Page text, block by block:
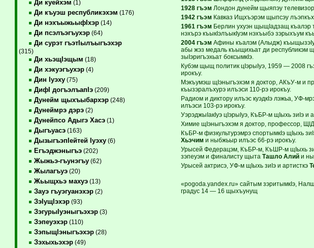
Ди куейхэм (1)
Ди къуэш республикэхэм (176)
Ди нэхъыжьыфIхэр(14)
Ди псэлъэгъухэр(64)
Ди сурэт гъэтIылъыгъэхэр
(315)
Ди хьэщIэщым (18)
Ди хэкуэгъухэр(4)
Дин Iуэху(75)
ДифI догъэлъапIэ(209)
Дунейм щыхъыбархэр(248)
Дунеймрэ дэрэ(2)
Дунейпсо Адыгэ Хасэ(1)
Дыгъуасэ(163)
ДызыгъэпIейтей Iуэху(6)
Егъэджэныгъэ(202)
Жыжьэ-гъунэгъу(62)
Жылагъуэ(20)
Жьыщхьэ махуэ(13)
Зауэ гъуэгуанэхэр(2)
ЗэIущIэхэр(93)
ЗэгурыIуэныгъэхэр(3)
Зэпеуэхэр(110)
ЗэпыщIэныгъэхэр(28)
Зэхыхьэхэр(49)
1928 гъэм Лондон дунейм щыяпэу
1942 гъэм Кавказ Ищхъэрэм щыпсэу
1961 гъэм Берлин ухуэн щыщIадзащ къалэр
нэхърэ къыкIэлъыкIуэм нэхъыбэ зэрыхъум
2004 гъэм Афины къалэм (Алыдж)
абы жэз медаль къыщихьат ди республикэм
зыIэригъэхьат боксымкIэ.
Кубэм щыщ политик цIэрыIуэ, 1959 — 2008
ирокъу.
Мэкъумэш щIэныгъэхэм я доктор, АКъУ-м и
къызэралъхурэ илъэси 110-рэ ирокъу.
Радиом и диктору илъэс куэдкIэ лэжьа, УФ-
илъэси 103-рэ ирокъу.
УэрэджыIакIуэ цIэрыIуэ, КъБР-м щIыхь зиIэ и
Химие щIэныгъэхэм я доктор, профессор,
КъБР-м физкультурэмрэ спортымкIэ щIыхь
Хьэчим и ныбжьыр илъэс 66-рэ ирокъу.
Урысей Федерацэм, КъБР-м, КъШР-м щIыхь
зэпеуэм и финалисту щыта Ташло Алийи
Урысей актрисэ, УФ-м щIыхь зиIэ и артисткэ
«pogoda.yandex.ru» сайтым зэритымкIэ,
градус 14 — 16 щыхъунущ